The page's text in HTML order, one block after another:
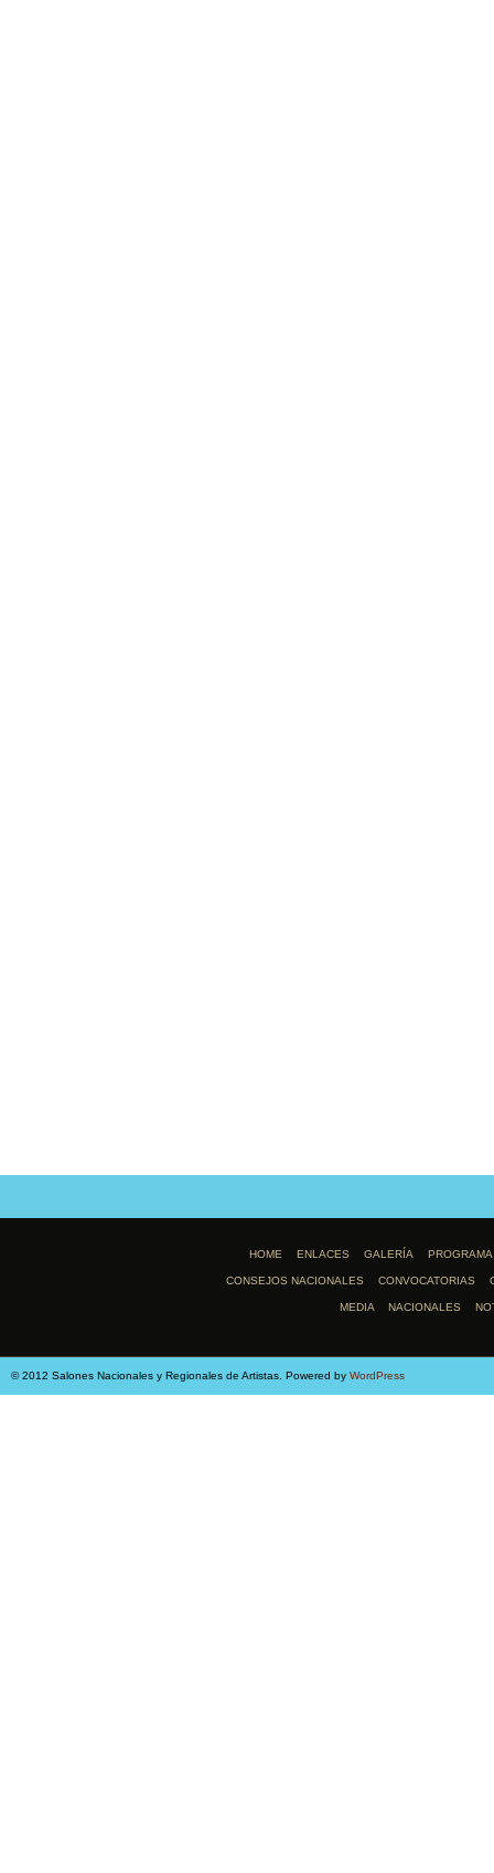
HOME ENLACES GALERÍA PROGRAMA
CONSEJOS NACIONALES CONVOCATORIAS
MEDIA NACIONALES
© 2012 Salones Nacionales y Regionales de Artistas. Powered by WordPress